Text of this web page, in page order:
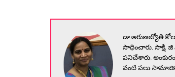
డా.అరుణజ్యోతి కోలా
సాధించారు. సాక్షి,
పనిచేశారు.
వంటి పలు